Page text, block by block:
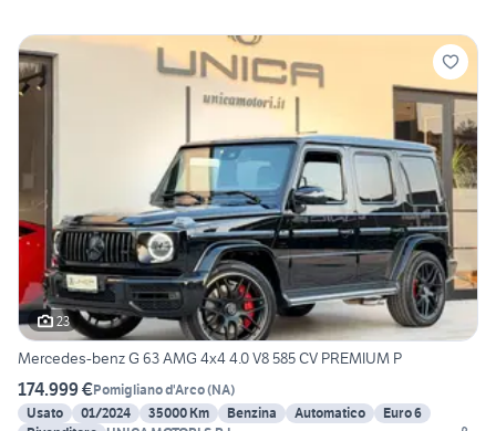
23
Mercedes-benz G 63 AMG 4x4 4.0 V8 585 CV PREMIUM P
174.999 €Pomigliano d'Arco(NA)
Usato
01/2024 35000 Km Benzina Automatico
Euro 6